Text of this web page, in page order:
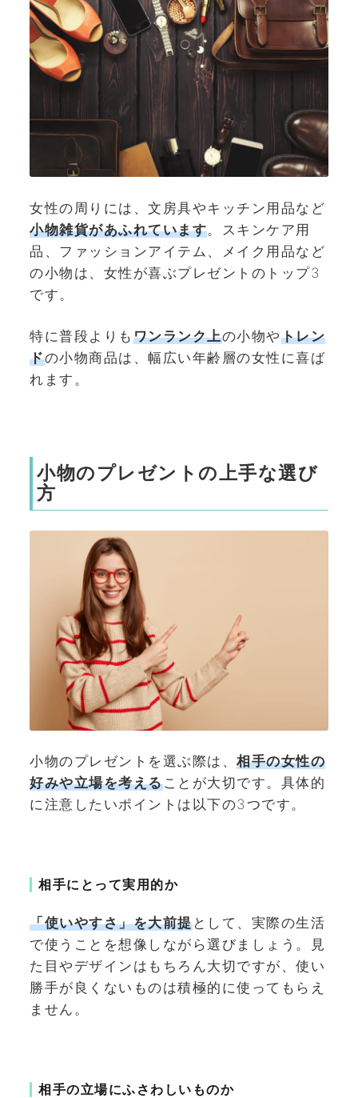
女性の周りには、文房具やキッチン用品など
小物雑貨があふれています。スキンケア用
品、ファッションアイテム、メイク用品など
の小物は、女性が喜ぶプレゼントのトップ3
です。
特に普段よりも ワンランク上の小物やトレン
ドの小物商品は、幅広い年齢層の女性に喜ば
れます。
小物のプレゼントの上手な選び
方
小物のプレゼントを選ぶ際は、 相手の女性の
好みや立場を考えることが大切です。具体的
に注意したいポイントは以下の3つです。
相手にとって実用的か
「使いやすさ」を大前提として、実際の生活
で使うことを想像しながら選びましょう。見
た目やデザインはもちろん大切ですが、使い
勝手が良くないものは積極的に使ってもらえ
ません。
相手の立場にふさわしいものか